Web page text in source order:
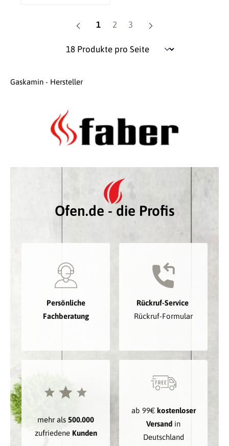
Seite
1 Seite
2 Seite
3
Gaskamin - Hersteller
Ofen.de - die Profis
Persönliche
Fachberatung
Rückruf-Service
Rückruf-Formular
mehr als 500.000
zufriedene Kunden
ab 99€ kostenloser
Versand in
Deutschland